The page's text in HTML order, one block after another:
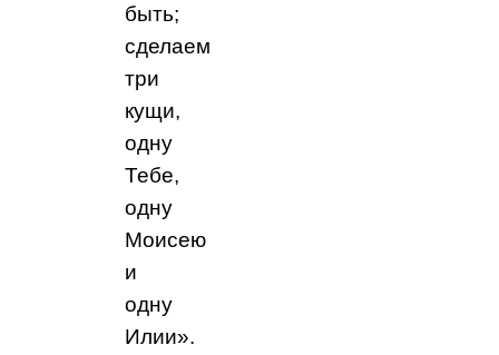
быть;
сделаем
три
кущи,
одну
Тебе,
одну
Моисею
и
одну
Илии».